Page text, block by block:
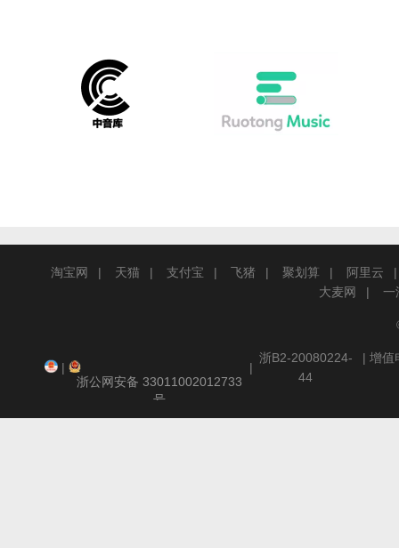
淘宝网 天猫 支付宝 飞猪 聚划算
阿里云
大麦网
一
|
浙公网安备 33011002012733
号
|
浙B2-20080224-
44
| 增值